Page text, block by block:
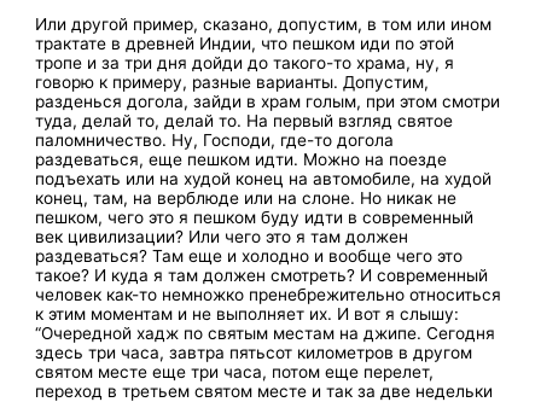
Или другой пример, сказано, допустим, в том или ином
трактате в древней Индии, что пешком иди по этой
тропе и за три дня дойди до такого-то храма, ну, я
говорю к примеру, разные варианты. Допустим,
разденься догола, зайди в храм голым, при этом смотри
туда, делай то, делай то. На первый взгляд святое
паломничество. Ну, Господи, где-то догола
раздеваться, еще пешком идти. Можно на поезде
подъехать или на худой конец на автомобиле, на худой
конец, там, на верблюде или на слоне. Но никак не
пешком, чего это я пешком буду идти в современный
век цивилизации? Или чего это я там должен
раздеваться? Там еще и холодно и вообще чего это
такое? И куда я там должен смотреть? И современный
человек как-то немножко пренебрежительно относиться
к этим моментам и не выполняет их. И вот я слышу:
“Очередной хадж по святым местам на джипе. Сегодня
здесь три часа, завтра пятьсот километров в другом
святом месте еще три часа, потом еще перелет,
переход в третьем святом месте и так за две недельки